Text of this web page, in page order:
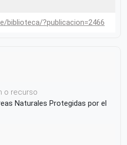
biblioteca/?publicacion=2466
o recurso
Naturales Protegidas por el